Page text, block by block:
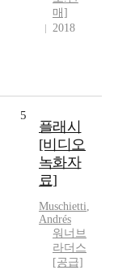
매]
2018
5
플래시
[비디오
녹화자
료]
Muschietti,
Andrés
워너브
라더스
[공급]